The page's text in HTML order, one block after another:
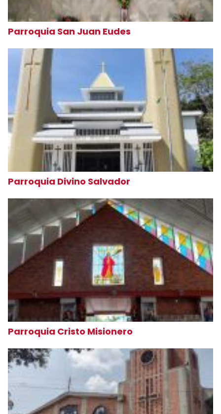
Parroquia San Juan Eudes
Parroquia Divino Salvador
Parroquia Cristo Misionero